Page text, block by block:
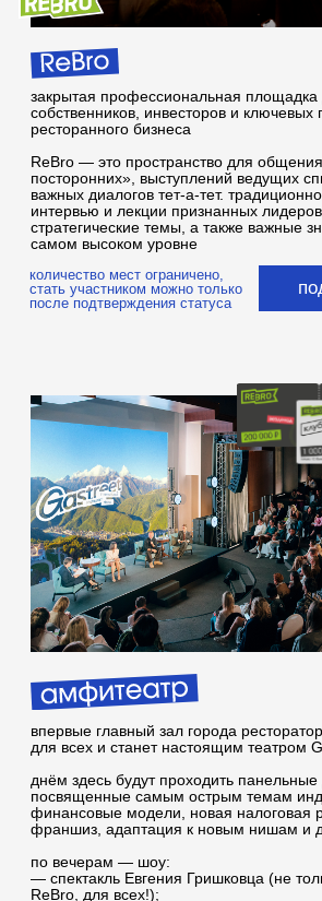
место, где ведущие шеф-повара демонстрируют,
разбирают, обсуждают успешные кейсы и современные
подходы в формате выступлений. обновлённая
программа площадки подсветит яркие имена российской и
международной гастрономической сцены
дегустационная зона от иностранных шефов — практика,
где можно увидеть, как реально работает шеф,
подсмотреть приемы и попробовать результат
пространство для тех, кто хочет масштабировать свои
проекты и выстроить сотрудничество с надёжными
инвесторами и партнёрами в сфере гостеприимства
здесь бизнесы получают возможность публично